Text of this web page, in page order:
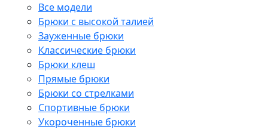
Все модели
Брюки с высокой талией
Зауженные брюки
Классические брюки
Брюки клеш
Прямые брюки
Брюки со стрелками
Спортивные брюки
Укороченные брюки